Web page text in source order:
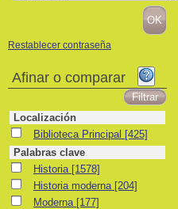
Restablecer contraseña
Afinar o comparar
Localización
Biblioteca Principal
Biblioteca Principal [425]
Palabras clave
HistoriaHistoria [1578]
Historia moderna
Historia moderna [204]
ModernaModerna [177]